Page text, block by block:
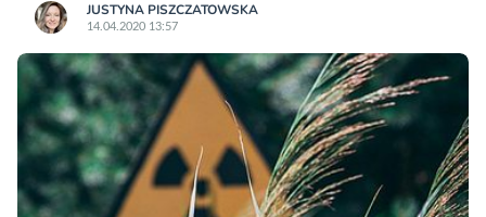
JUSTYNA PISZCZATOWSKA
14.04.2020 13:57